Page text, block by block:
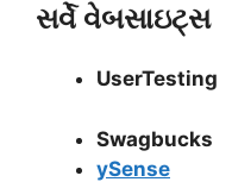
સર્વે વેબસાઇટ્સ
UserTesting
Swagbucks
ySense